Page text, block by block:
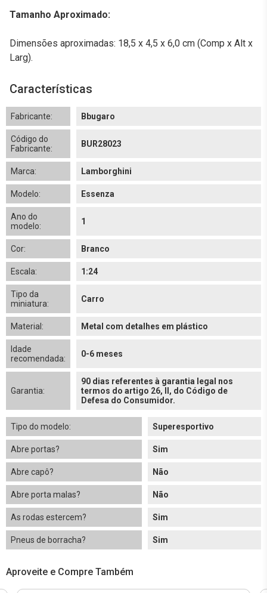
Tamanho Aproximado:
Dimensões aproximadas: 18,5 x 4,5 x 6,0 cm (Comp x Alt x
Larg).
Características
Fabricante: Bbugaro
Código do
Fabricante:
BUR28023
Marca: Lamborghini
Modelo: Essenza
Ano do
modelo:
1
Cor: Branco
Escala: 1:24
Tipo da
miniatura:
Carro
Material: Metal com detalhes em plástico
Idade
recomendada:
0-6 meses
Garantia:
90 dias referentes à garantia legal nos
termos do artigo 26, II, do Código de
Defesa do Consumidor.
Tipo do modelo: Superesportivo
Abre portas? Sim
Abre capô? Não
Abre porta malas? Não
As rodas estercem? Sim
Pneus de borracha? Sim
Aproveite e Compre Também